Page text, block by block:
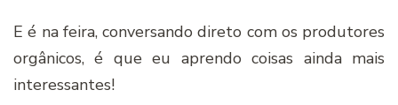
E é na feira, conversando direto com os produtores
orgânicos, é que eu aprendo coisas ainda mais
interessantes!